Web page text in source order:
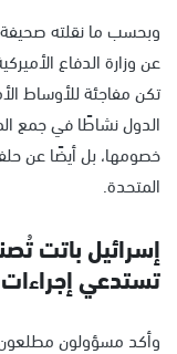
وبحسب ما نقلته صحيفة
عن وزارة الدفاع
تكن مفاجئة للأوساط
الدول نشاطًا في جمع
خصومها، بل أيضًا عن
المتحدة.
إسرائيل باتت
تستدعي
وأكد مسؤولون